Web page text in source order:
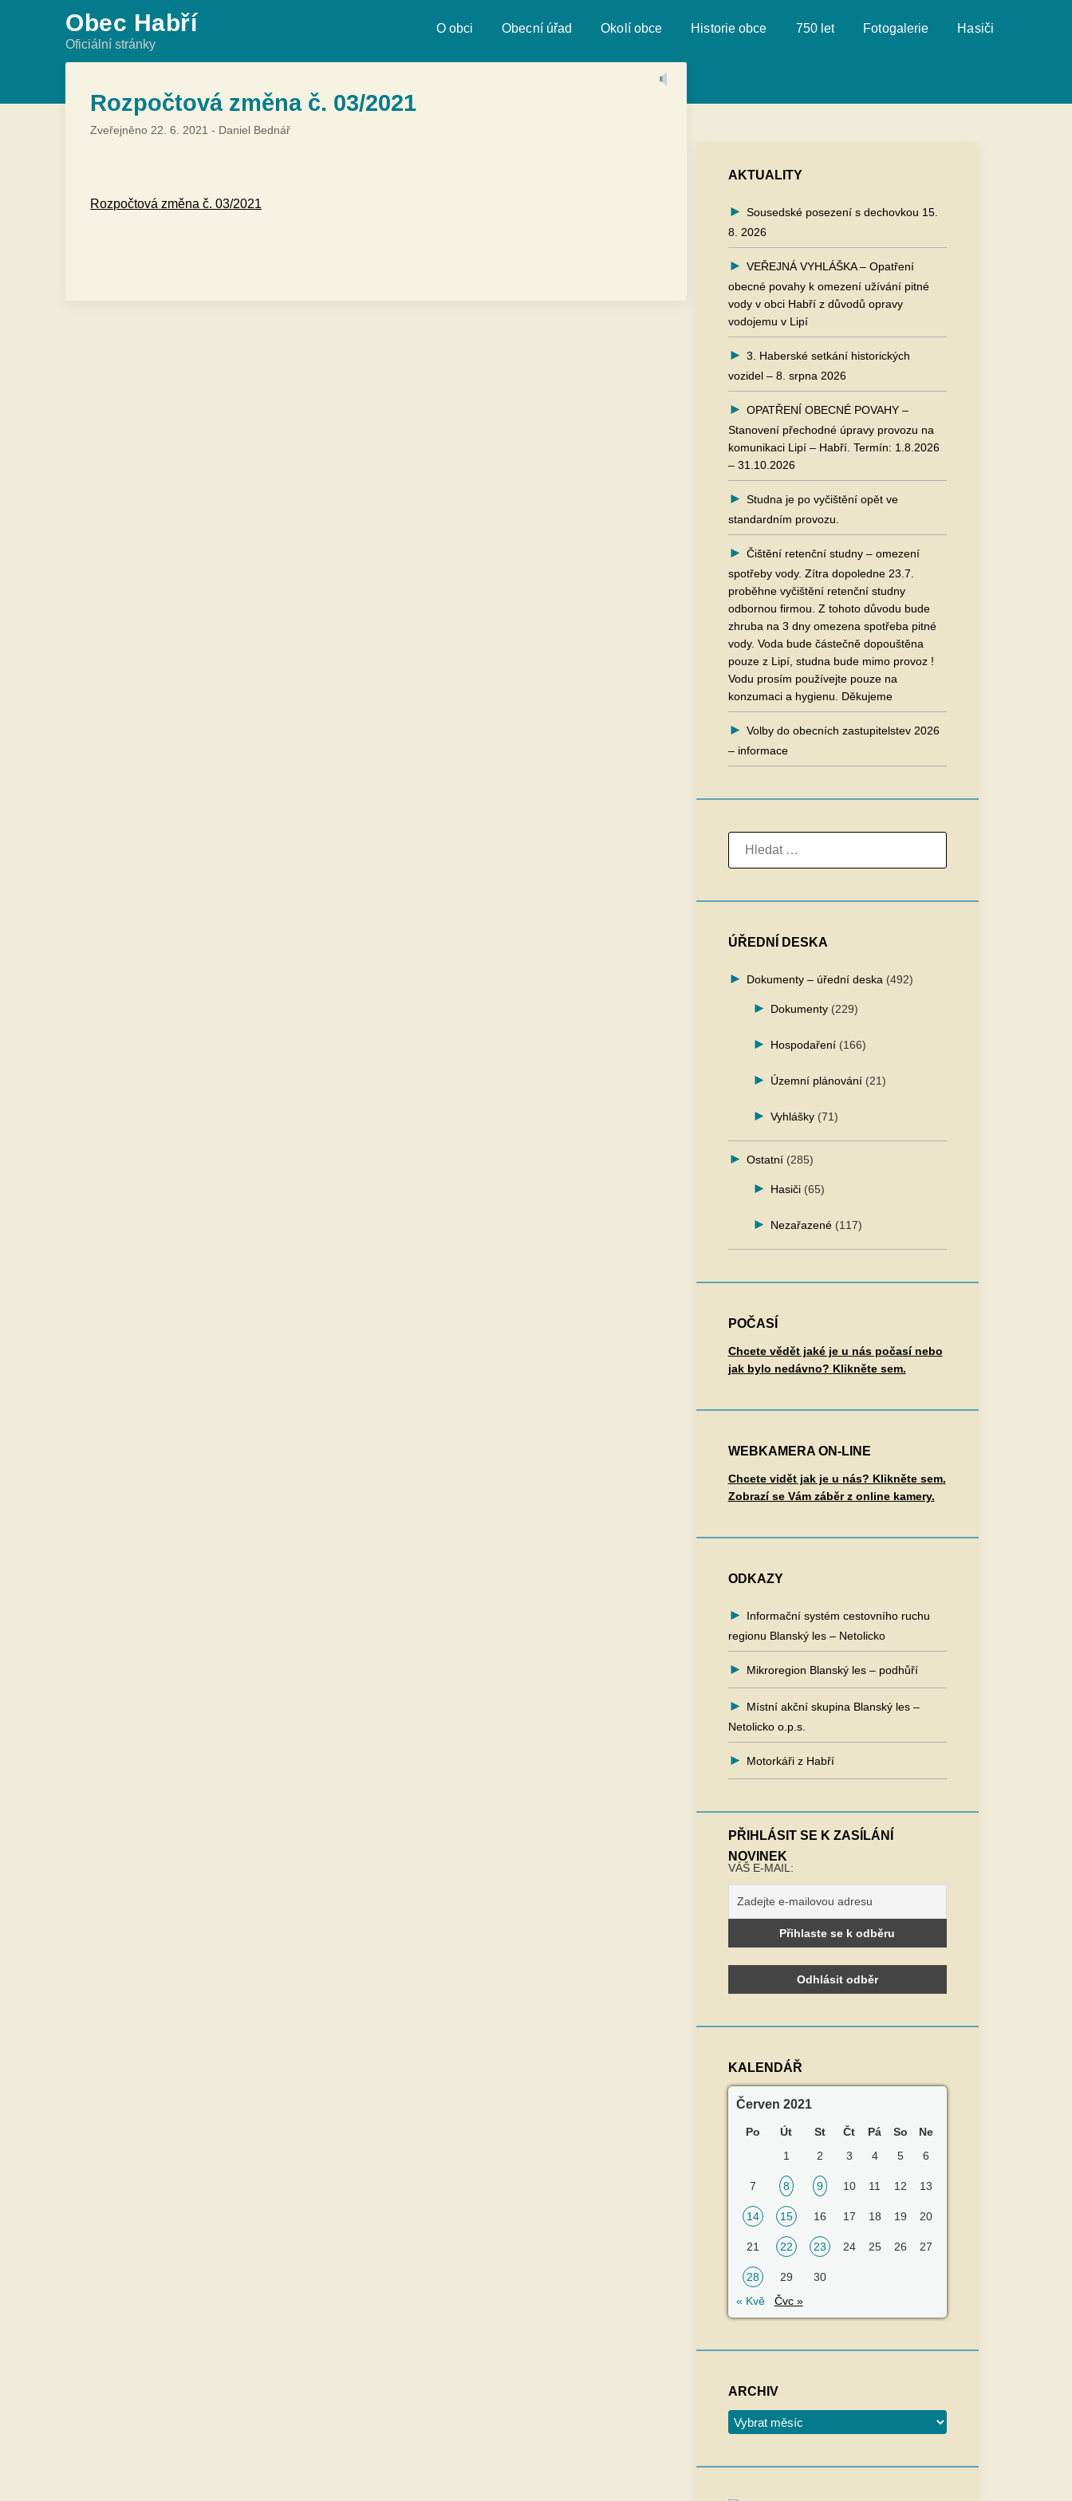
Obec Habří
Oficiální stránky
O obci Obecní úřad Okolí obce Historie obce 750 let Fotogalerie Hasiči
Rozpočtová změna č. 03/2021
Zveřejněno 22. 6. 2021 - Daniel Bednář
Rozpočtová změna č. 03/2021
AKTUALITY
Sousedské posezení s dechovkou 15.
8. 2026
VEŘEJNÁ VYHLÁŠKA – Opatření
obecné povahy k omezení užívání pitné
vody v obci Habří z důvodů opravy
vodojemu v Lipí
3. Haberské setkání historických
vozidel – 8. srpna 2026
OPATŘENÍ OBECNÉ POVAHY –
Stanovení přechodné úpravy provozu na
komunikaci Lipí – Habří. Termín: 1.8.2026
– 31.10.2026
Studna je po vyčištění opět ve
standardním provozu.
Čištění retenční studny – omezení
spotřeby vody. Zítra dopoledne 23.7.
proběhne vyčištění retenční studny
odbornou firmou. Z tohoto důvodu bude
zhruba na 3 dny omezena spotřeba pitné
vody. Voda bude částečně dopouštěna
pouze z Lipí, studna bude mimo provoz !
Vodu prosím používejte pouze na
konzumaci a hygienu. Děkujeme
Volby do obecních zastupitelstev 2026
– informace
ÚŘEDNÍ DESKA
Dokumenty – úřední deska (492)
Dokumenty(229)
Hospodaření(166)
Územní plánování(21)
Vyhlášky(71)
Ostatní(285)
Hasiči(65)
Nezařazené(117)
POČASÍ
Chcete vědět jaké je u nás počasí nebo
jak bylo nedávno? Klikněte sem.
WEBKAMERA ON-LINE
Chcete vidět jak je u nás? Klikněte sem.
Zobrazí se Vám záběr z online kamery.
ODKAZY
Informační systém cestovního ruchu
regionu Blanský les – Netolicko
Mikroregion Blanský les – podhůří
Místní akční skupina Blanský les –
Netolicko o.p.s.
Motorkáři z Habří
PŘIHLÁSIT SE K ZASÍLÁNÍ
NOVINEK
VÁŠ E-MAIL:
KALENDÁŘ
Červen 2021
Po Út St Čt Pá So
Ne
1
2 3 4 5 6
7 8 9 10 11 12 13
14 15 16 17 18 19 20
21 22 23 24 25 26 27
28 29
30
« Kvě
Čvc »
ARCHIV
Archiv